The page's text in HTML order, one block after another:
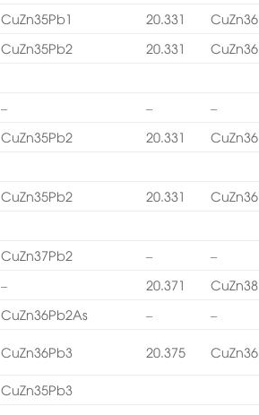
CuZn35Pb1 20.331
CuZn35Pb2 20.331
– –
–
CuZn35Pb2 20.331
CuZn35Pb2 20.331
CuZn37Pb2 –
–
– 20.371
CuZn36Pb2As – –
CuZn36Pb3 20.375
CuZn35Pb3